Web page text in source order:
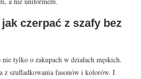
czerpać z szafy bez
nie tylko o zakupach w działach męskich.
z szufladkowania fasonów i kolorów. I